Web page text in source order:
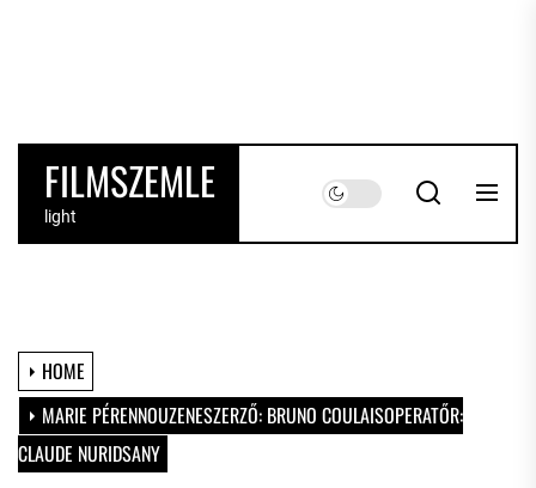
FILMSZEMLE
light
HOME
MARIE PÉRENNOUZENESZERZŐ: BRUNO COULAISOPERATŐR:
CLAUDE NURIDSANY